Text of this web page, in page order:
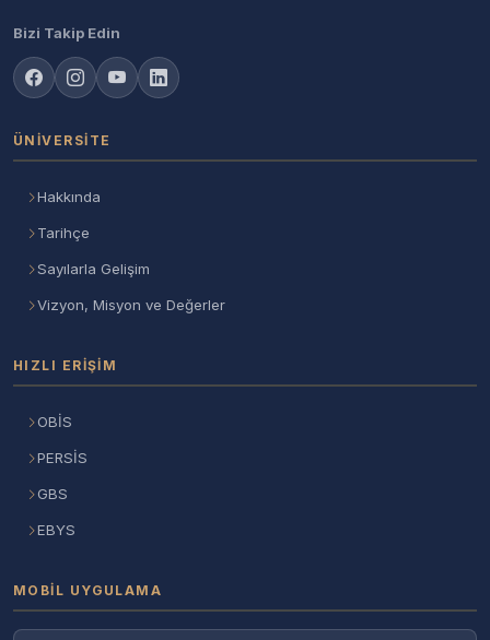
Bizi Takip Edin
ÜNIVERSITE
Hakkında
Tarihçe
Sayılarla Gelişim
Vizyon, Misyon ve Değerler
HIZLI ERIŞIM
OBİS
PERSİS
GBS
EBYS
MOBIL UYGULAMA